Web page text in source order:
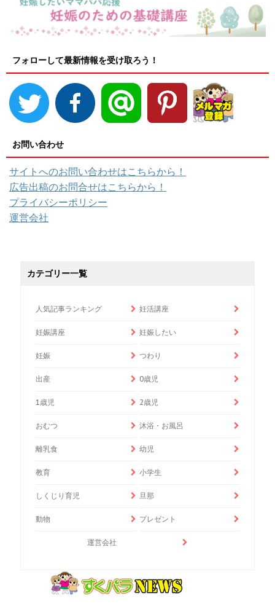
フォローして最新情報を受け取ろう！
お問い合わせ
サイトへのお問い合わせはこちらから！
広告出稿のお問合せはこちらから！
プライバシーポリシー
運営会社
カテゴリー一覧
人気記事ランキング 妊活講座
妊娠講座 妊娠したい
妊娠 つわり
出産 0歳児
1歳児 2歳児
おむつ 沐浴・お風呂
離乳食 幼児
教育 小学生
しくじり育児 旦那
動物 プレゼント
運営会社